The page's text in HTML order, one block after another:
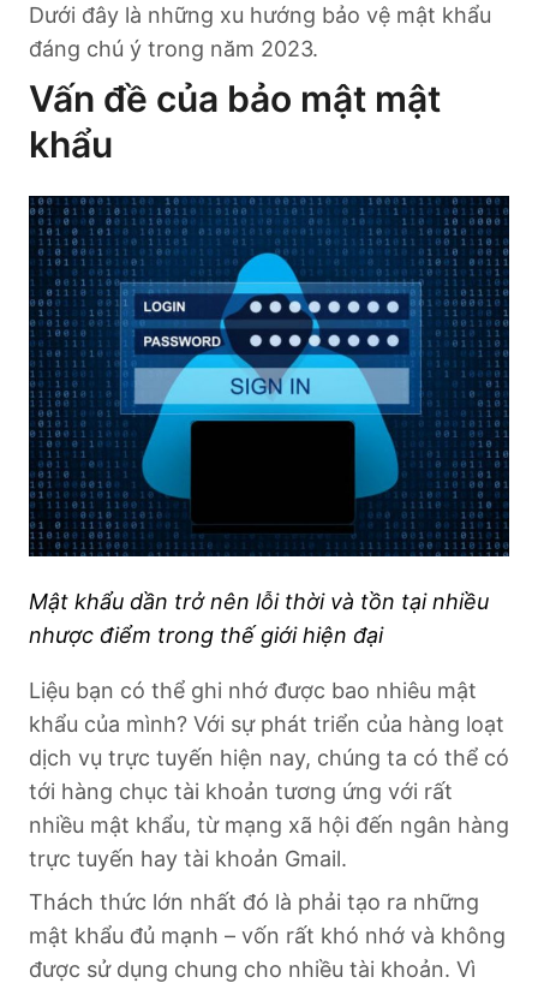
Dưới đây là những xu hướng bảo vệ mật khẩu
đáng chú ý trong năm 2023.
Vấn đề của bảo mật mật
khẩu
Mật khẩu dần trở nên lỗi thời và tồn tại nhiều
nhược điểm trong thế giới hiện đại
Liệu bạn có thể ghi nhớ được bao nhiêu mật
khẩu của mình? Với sự phát triển của hàng loạt
dịch vụ trực tuyến hiện nay, chúng ta có thể có
tới hàng chục tài khoản tương ứng với rất
nhiều mật khẩu, từ mạng xã hội đến ngân hàng
trực tuyến hay tài khoản Gmail.
Thách thức lớn nhất đó là phải tạo ra những
mật khẩu đủ mạnh – vốn rất khó nhớ và không
được sử dụng chung cho nhiều tài khoản. Vì